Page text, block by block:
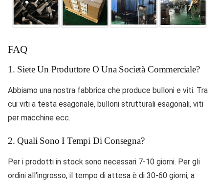
FAQ
1. Siete Un Produttore O Una Società Commerciale?
Abbiamo una nostra fabbrica che produce bulloni e viti. Tra
cui viti a testa esagonale, bulloni strutturali esagonali, viti
per macchine ecc.
2. Quali Sono I Tempi Di Consegna?
Per i prodotti in stock sono necessari 7-10 giorni. Per gli
ordini all'ingrosso, il tempo di attesa è di 30-60 giorni, a